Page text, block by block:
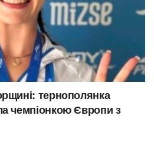
тернополянка
чемпіонкою Європи з